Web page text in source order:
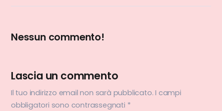
Nessun commento!
Lascia un commento
Il tuo indirizzo email non sarà pubblicato. I campi
obbligatori sono contrassegnati *